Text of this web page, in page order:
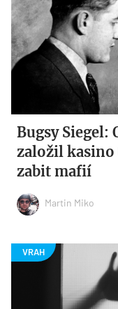
Bugsy Siegel:
založil kasino
zabit mafií
Martin Miko